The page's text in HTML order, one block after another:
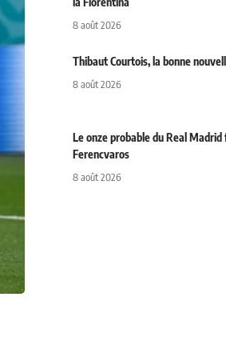
8 août 2026
Thibaut Courtois, la bonne
8 août 2026
Le onze probable du Real Madrid
Ferencvaros
8 août 2026